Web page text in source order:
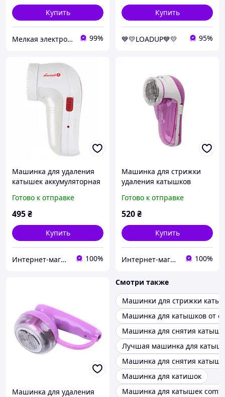
Купить
Мелкая электроника и посуда для вашего дома 99%
Купить
💙💛LOADUP💙💛 95%
Машинка для удаления
катышек аккумуляторная
Белый SB, код: 8067268
Готово к отправке
495₴
Купить
Интернет-магазин "Дешевле Нет" 100%
Машинка для стрижки
удаления катышков
аккумуляторная 3 Вт
Готово к отправке
520₴
Купить
Интернет-магазин "Дешевле Нет" 100%
Машинка для удаления
Смотри также
Машинки для стрижки
Машинка для катышков от
Машинка для снятия
Лучшая машинка для
Машинка для снятия
Машинка для катишок
Машинка для катышек comfy